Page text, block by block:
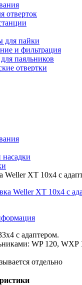
отверток
для пайки
и фильтрация
паяльников
отвертки
Weller XT 10x4 с
с адаптером.
WP 120, WXP
отдельно